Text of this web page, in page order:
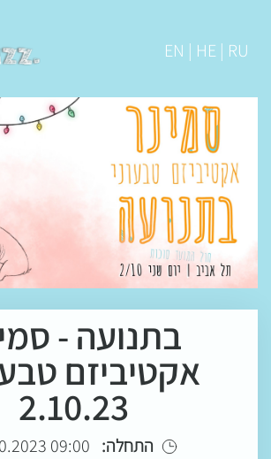
EN | HE | RU
בתנועה -
אקטיביזם
2.10.23
התחלה: 09:00 02.10.2023